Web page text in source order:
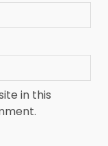
in this